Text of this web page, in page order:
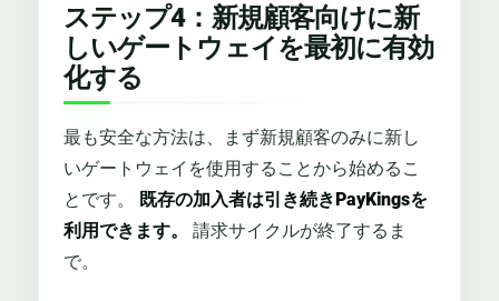
ステップ4：新規顧客向けに新
しいゲートウェイを最初に有効
化する
最も安全な方法は、まず新規顧客のみに新し
いゲートウェイを使用することから始めるこ
とです。
既存の加入者は引き続きPayKingsを
利用できます。
請求サイクルが終了するま
で。